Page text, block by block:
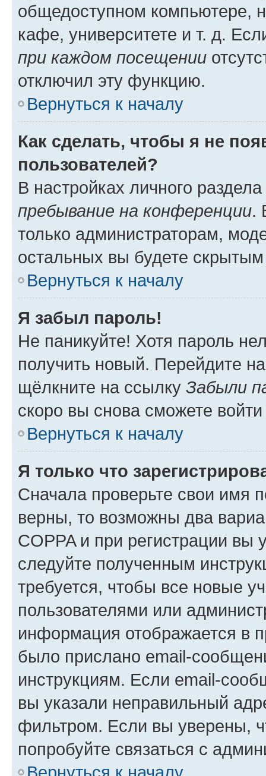
общедоступном компьютере,
кафе, университете и т. д.
при каждом посещении
отключил эту функцию.
Вернуться к началу
Как сделать, чтобы я не
пользователей?
В настройках личного
пребывание на конференции.
только администраторам,
остальных вы будете
Вернуться к началу
Я забыл пароль!
Не паникуйте! Хотя пароль
получить новый. Перейдите
щёлкните на ссылку Забыли
скоро вы снова сможете
Вернуться к началу
Я только что
Сначала проверьте свои имя
верны, то возможны два
COPPA и при регистрации вы
следуйте полученным
требуется, чтобы все новые
пользователями или
информация отображается в
было прислано email-
инструкциям. Если email-
вы указали неправильный
фильтром. Если вы уверены,
попробуйте связаться с
Вернуться к началу